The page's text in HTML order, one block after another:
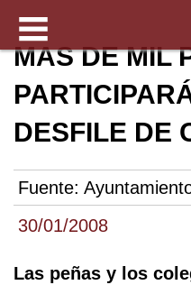
30/01/2008
MÁS DE MIL
DESFILE DE
Fuente:
Las peñas y los